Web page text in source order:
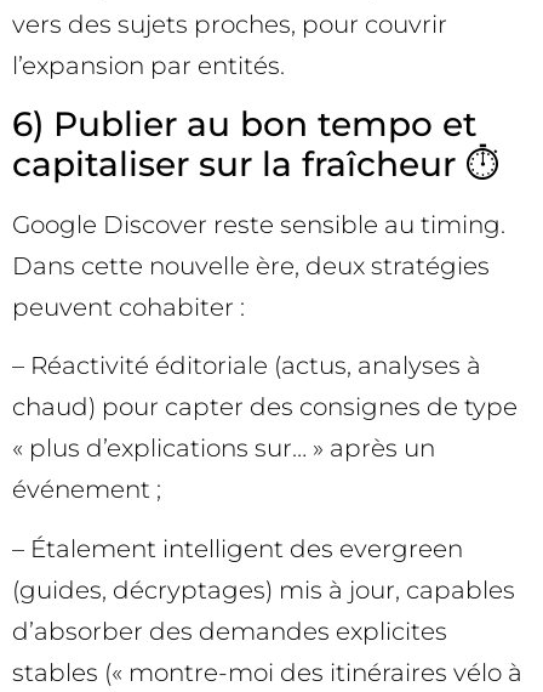
vers des sujets proches, pour couvrir
l’expansion par entités.
6) Publier au bon tempo et
capitaliser sur la fraîcheur ⏱️
Google Discover reste sensible au timing.
Dans cette nouvelle ère, deux stratégies
peuvent cohabiter :
– Réactivité éditoriale (actus, analyses à
chaud) pour capter des consignes de type
« plus d’explications sur… » après un
événement ;
– Étalement intelligent des evergreen
(guides, décryptages) mis à jour, capables
d’absorber des demandes explicites
stables (« montre-moi des itinéraires vélo à